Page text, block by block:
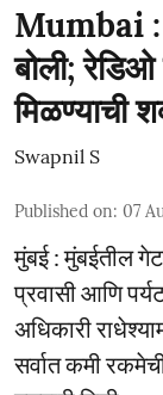
Mumbai :
बोली;
मिळण्याची
Swapnil S
Published on: 07
मुंबई : मुंबईतील
प्रवासी आणि
अधिकारी
सर्वात कमी